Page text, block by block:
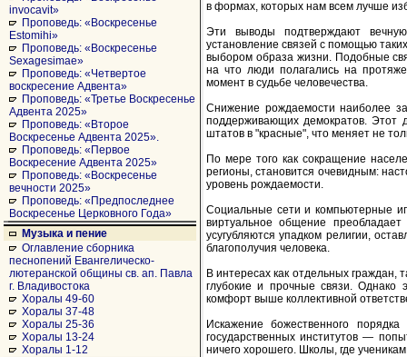
invocavit»
Проповедь: «Воскресенье
Estomihi»
Проповедь: «Воскресенье
Sexagesimae»
Проповедь: «Четвертое
воскресение Адвента»
Проповедь: «Третье Воскресенье
Адвента 2025»
Проповедь: «Второе
Воскресенье Адвента 2025».
Проповедь: «Первое
Воскресение Адвента 2025»
Проповедь: «Воскресенье
вечности 2025»
Проповедь: «Предпоследнее
Воскресенье Церковного Года»
Музыка и пение
Оглавление сборника
песнопений Евангелическо-
лютеранской общины св. ап. Павла
г. Владивостока
Хоралы 49-60
Хоралы 37-48
Хоралы 25-36
Хоралы 13-24
Хоралы 1-12
в формах, которых нам всем лучше
Эти выводы подтверждают
установление связей с помощью
выбором образа жизни. Подобные
на что люди полагались на
момент в судьбе человечества.
Снижение рождаемости наиболее
поддерживающих демократов. Этот
штатов в "красные", что меняет не
По мере того как сокращение
регионы, становится очевидным:
уровень рождаемости.
Социальные сети и компьютерные
виртуальное общение
усугубляются упадком религии,
благополучия человека.
В интересах как отдельных граждан,
глубокие и прочные связи.
комфорт выше коллективной
Искажение божественного
государственных институтов —
ничего хорошего. Школы, где